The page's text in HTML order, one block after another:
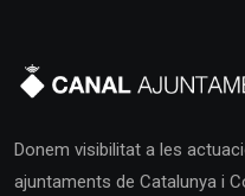
Donem visibilitat a les
ajuntaments de Catalunya i